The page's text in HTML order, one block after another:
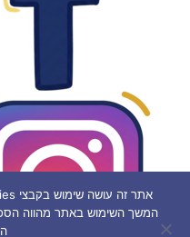
המשך השימוש באתר מהווה